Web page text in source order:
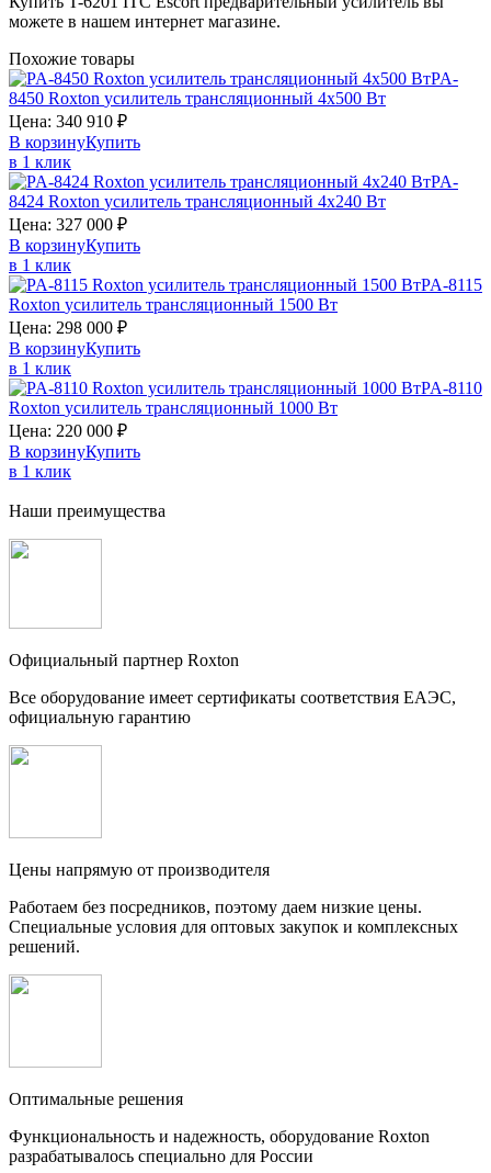
можете в нашем интернет магазине.
Похожие товары
PA-
8450 Roxton усилитель трансляционный 4х500 Вт
Цена: 340 910 ₽
В корзинуКупить
в 1 клик
PA-
8424 Roxton усилитель трансляционный 4х240 Вт
Цена: 327 000 ₽
В корзинуКупить
в 1 клик
PA-8115
Roxton усилитель трансляционный 1500 Вт
Цена: 298 000 ₽
В корзинуКупить
в 1 клик
PA-8110
Roxton усилитель трансляционный 1000 Вт
Цена: 220 000 ₽
В корзинуКупить
в 1 клик
Наши преимущества
Официальный партнер Roxton
Все оборудование имеет сертификаты соответствия ЕАЭС,
официальную гарантию
Цены напрямую от производителя
Работаем без посредников, поэтому даем низкие цены.
Специальные условия для оптовых закупок и комплексных
решений.
Оптимальные решения
Функциональность и надежность, оборудование Roxton
разрабатывалось специально для России